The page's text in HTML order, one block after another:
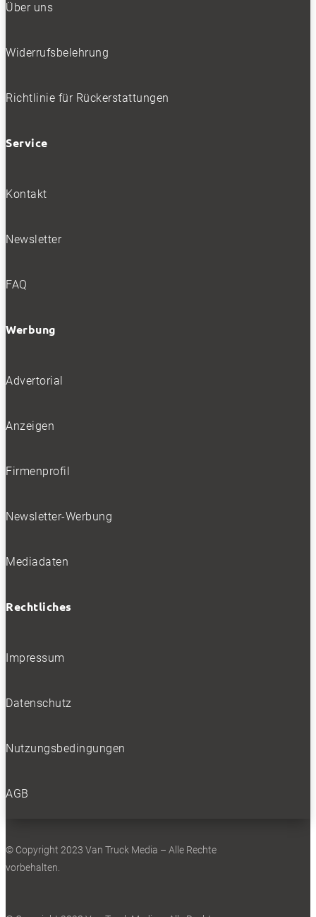
Über uns
Widerrufsbelehrung
Richtlinie für Rückerstattungen
Service
Kontakt
Newsletter
FAQ
Werbung
Advertorial
Anzeigen
Firmenprofil
Newsletter-Werbung
Mediadaten
Rechtliches
Impressum
Datenschutz
Nutzungsbedingungen
AGB
© Copyright 2023 Van Truck Media – Alle Rechte
vorbehalten.